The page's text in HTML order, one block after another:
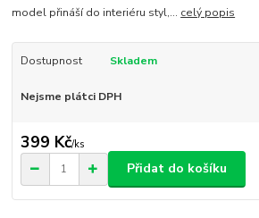
model přináší do interiéru styl,... celý popis
Dostupnost Skladem
Nejsme plátci DPH
399 Kč/ks
Přidat do košíku